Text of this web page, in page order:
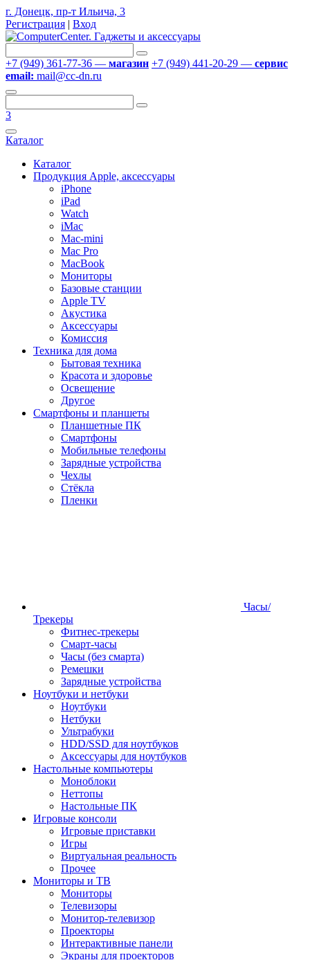
г. Донецк, пр-т Ильича, 3
Регистрация | Вход
+7 (949) 361-77-36 — магазин +7 (949) 441-20-29 — сервис
email: mail@cc-dn.ru
3
Каталог
Каталог
Продукция Apple, аксессуары
iPhone
iPad
Watch
iMac
Mac-mini
Mac Pro
MacBook
Мониторы
Базовые станции
Apple TV
Акустика
Аксессуары
Комиссия
Техника для дома
Бытовая техника
Красота и здоровье
Освещение
Другое
Смартфоны и планшеты
Планшетные ПК
Смартфоны
Мобильные телефоны
Зарядные устройства
Чехлы
Стёкла
Пленки
Часы/
Трекеры
Фитнес-трекеры
Смарт-часы
Часы (без смарта)
Ремешки
Зарядные устройства
Ноутбуки и нетбуки
Ноутбуки
Нетбуки
Ультрабуки
HDD/SSD для ноутбуков
Аксессуары для ноутбуков
Настольные компьютеры
Моноблоки
Неттопы
Настольные ПК
Игровые консоли
Игровые приставки
Игры
Виртуальная реальность
Прочее
Мониторы и ТВ
Мониторы
Телевизоры
Монитор-телевизор
Проекторы
Интерактивные панели
Экраны для проекторов